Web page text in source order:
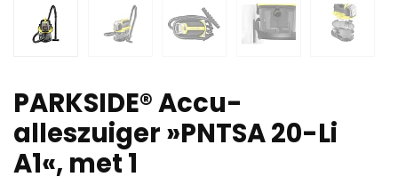
PARKSIDE® Accu-
alleszuiger »PNTSA 20-Li
A1«, met 1